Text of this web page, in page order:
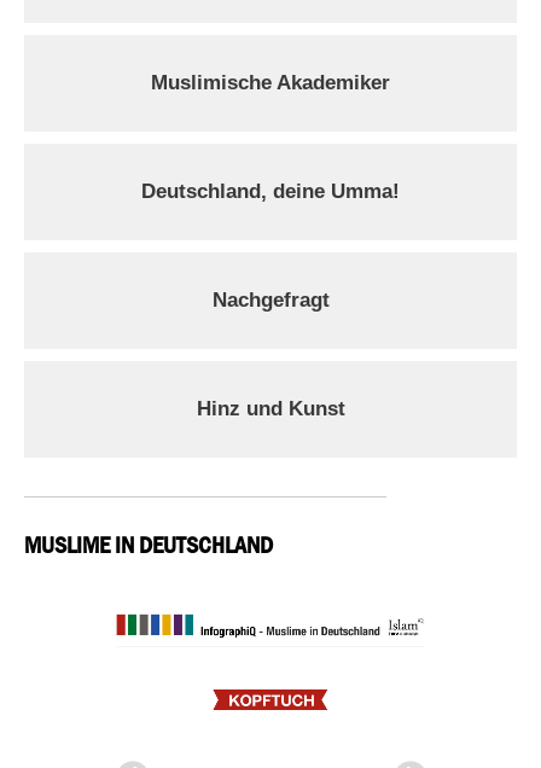
Muslimische Akademiker
Deutschland, deine Umma!
Nachgefragt
Hinz und Kunst
MUSLIME IN DEUTSCHLAND